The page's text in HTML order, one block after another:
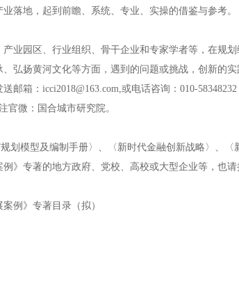
落地，起到前瞻、系统、专业、实操的借鉴与参考。
业园区、行业组织、骨干企业和专家学者等，在规划
弘扬黄河文化等方面，遇到的问题或挑战，创新的
箱：icci2018@163.com,或电话咨询：010-58348232
官微：国合城市研究院。
划模型及编制手册〉、〈新时代金融创新战略〉、
》专著的地方政府、党校、高校或大型企业等，也请
例》专著目录（拟）